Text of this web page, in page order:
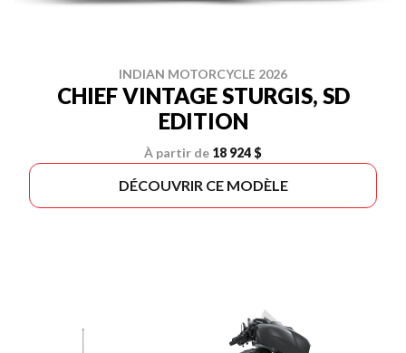
INDIAN MOTORCYCLE 2026
CHIEF VINTAGE STURGIS, SD
EDITION
À partir de 18 924 $
DÉCOUVRIR CE MODÈLE